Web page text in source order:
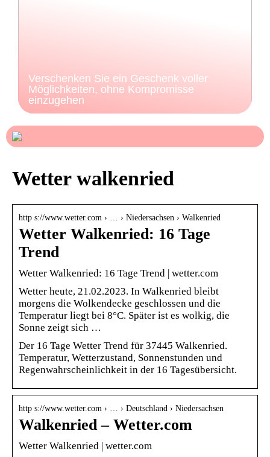
Verschenken Sie ein Geschenk voller
Möglichkeiten, ohne Kompromisse
einzugehen
Wetter walkenried
http s://www.wetter.com › … › Niedersachsen › Walkenried
Wetter Walkenried: 16 Tage
Trend
Wetter Walkenried: 16 Tage Trend | wetter.com
Wetter heute, 21.02.2023. In Walkenried bleibt
morgens die Wolkendecke geschlossen und die
Temperatur liegt bei 8°C. Später ist es wolkig, die
Sonne zeigt sich …
Der 16 Tage Wetter Trend für 37445 Walkenried.
Temperatur, Wetterzustand, Sonnenstunden und
Regenwahrscheinlichkeit in der 16 Tagesübersicht.
http s://www.wetter.com › … › Deutschland › Niedersachsen
Walkenried – Wetter.com
Wetter Walkenried | wetter.com